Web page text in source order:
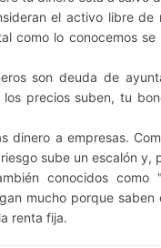
el activo libre de
como lo conocemos
son deuda de
precios suben, tu
dinero a empresas.
sube un escalón
conocidos como
mucho porque
renta fija.